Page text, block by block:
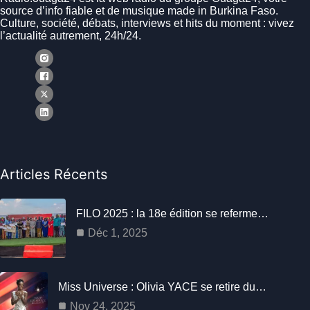
source d’info fiable et de musique made in Burkina Faso.
Culture, société, débats, interviews et hits du moment : vivez
l’actualité autrement, 24h/24.
Articles Récents
FILO 2025 : la 18e édition se referme…
Déc 1, 2025
Miss Universe : Olivia YACE se retire du…
Nov 24, 2025